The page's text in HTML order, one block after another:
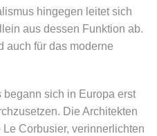
hingegen leitet sich
aus dessen Funktion ab.
auch für das moderne
sich in Europa erst
Die Architekten
Corbusier, verinnerlichten